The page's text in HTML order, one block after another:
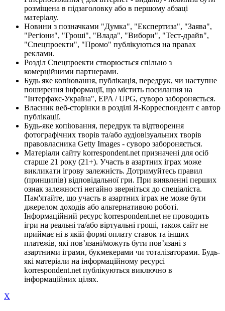
розміщена в підзаголовку або в першому абзаці
матеріалу.
Новини з позначками "Думка", "Експертиза", "Заява",
"Регіони", "Гроші", "Влада", "Вибори", "Тест-драйв",
"Спецпроекти", "Промо" публікуються на правах
реклами.
Розділ Спецпроекти створюється спільно з
комерційними партнерами.
Будь яке копіювання, публікація, передрук, чи наступне
поширення інформації, що містить посилання на
"Інтерфакс-Україна", EPA / UPG, суворо забороняється.
Власник веб-сторінки в розділі Я-Корреспондент є автор
публікації.
Будь-яке копіювання, передрук та відтворення
фотографічних творів та/або аудіовізуальних творів
правовласника Getty Images - суворо забороняється.
Матеріали сайту korrespondent.net призначені для осіб
старше 21 року (21+). Участь в азартних іграх може
викликати ігрову залежність. Дотримуйтесь правил
(принципів) відповідальної гри. При виявленні перших
ознак залежності негайно зверніться до спеціаліста.
Пам'ятайте, що участь в азартних іграх не може бути
джерелом доходів або альтернативою роботі.
Інформаційний ресурс korrespondent.net не проводить
ігри на реальні та/або віртуальні гроші, також сайт не
приймає ні в якій формі оплату ставок та інших
платежів, які пов’язані/можуть бути пов’язані з
азартними іграми, букмекерами чи тоталізаторами. Будь-
які матеріали на інформаційному ресурсі
korrespondent.net публікуються виключно в
інформаційних цілях.
X